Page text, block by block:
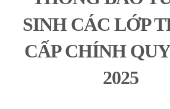
SINH CÁC LỚP
CẤP CHÍNH
2025